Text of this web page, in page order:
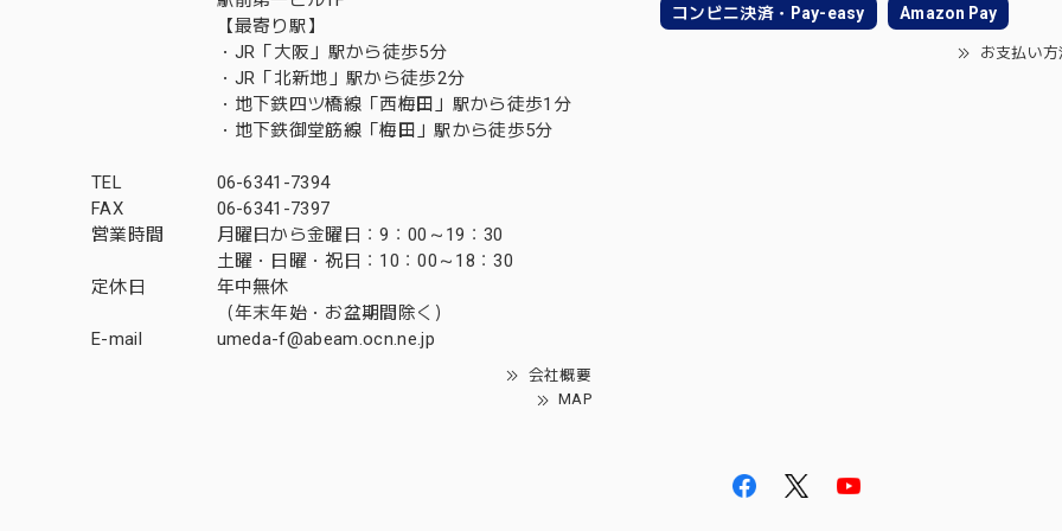
【最寄り駅】
・JR「大阪」駅から徒歩5分
・JR「北新地」駅から徒歩2分
・地下鉄四ツ橋線「西梅田」駅から徒歩1分
・地下鉄御堂筋線「梅田」駅から徒歩5分
TEL
06-6341-7394
FAX
06-6341-7397
営業時間
月曜日から金曜日：9：00～19：30
土曜・日曜・祝日：10：00～18：30
定休日
年中無休
（年末年始・お盆期間除く）
E-mail
umeda-f@abeam.ocn.ne.jp
会社概要
MAP
コンビニ決済・Pay-easy Amazon Pay
お支払い